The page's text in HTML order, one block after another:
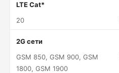
LTE Cat*
20
2G сети
GSM 850, GSM 900, GSM
1800, GSM 1900